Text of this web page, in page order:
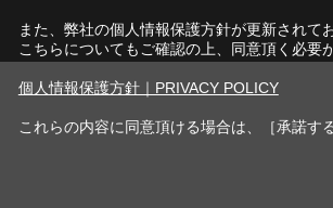
また、弊社の個人情報保護方針が更新されて
こちらについてもご確認の上、同意頂く必要
個人情報保護方針｜PRIVACY POLICY
これらの内容に同意頂ける場合は、［承諾す